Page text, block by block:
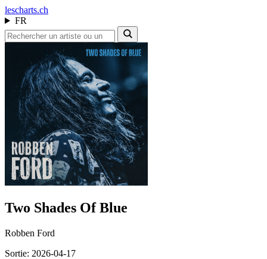
lescharts.ch
FR
Two Shades Of Blue
Robben Ford
Sortie: 2026-04-17